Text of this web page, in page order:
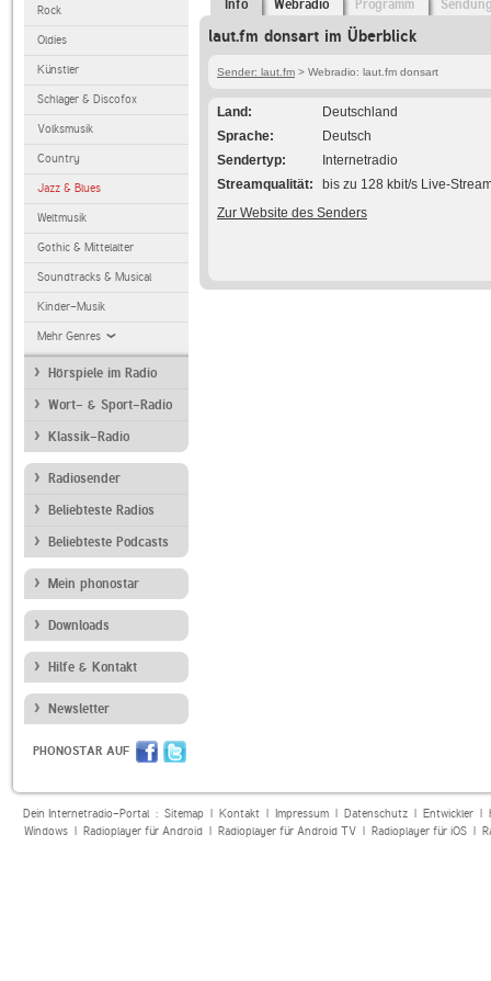
Rock
Oldies
Künstler
Schlager & Discofox
Volksmusik
Country
Jazz & Blues
Weltmusik
Gothic & Mittelalter
Soundtracks & Musical
Kinder-Musik
Mehr Genres
Hörspiele im Radio
Wort- & Sport-Radio
Klassik-Radio
Radiosender
Beliebteste Radios
Beliebteste Podcasts
Mein phonostar
Downloads
Hilfe & Kontakt
Newsletter
PHONOSTAR AUF
Info Webradio Programm
laut.fm donsart im Überblick
Sender: laut.fm > Webradio: laut.fm donsart
Land
Deutschland
Sprache
Deutsch
Sendertyp
Internetradio
Streamqualität
bis zu 128 kbit/s Live-
Zur Website des Senders
Dein Internetradio-Portal : Sitemap| Kontakt| Impressum| Datenschutz| Entwickler|
Windows| Radioplayer für Android| Radioplayer für Android TV| Radioplayer für iOS|